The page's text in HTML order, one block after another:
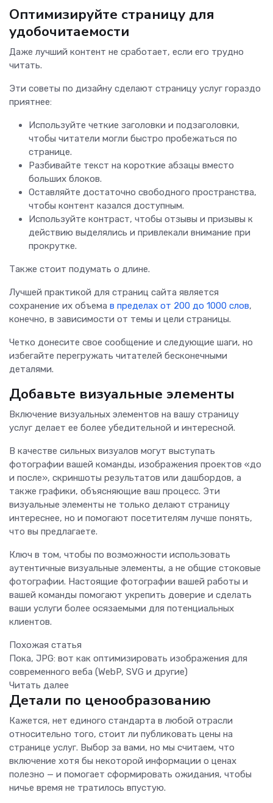
Оптимизируйте страницу для
удобочитаемости
Даже лучший контент не сработает, если его трудно
читать.
Эти советы по дизайну сделают страницу услуг гораздо
приятнее:
Используйте четкие заголовки и подзаголовки,
чтобы читатели могли быстро пробежаться по
странице.
Разбивайте текст на короткие абзацы вместо
больших блоков.
Оставляйте достаточно свободного пространства,
чтобы контент казался доступным.
Используйте контраст, чтобы отзывы и призывы к
действию выделялись и привлекали внимание при
прокрутке.
Также стоит подумать о длине.
Лучшей практикой для страниц сайта является
сохранение их объема в пределах от 200 до 1000 слов,
конечно, в зависимости от темы и цели страницы.
Четко донесите свое сообщение и следующие шаги, но
избегайте перегружать читателей бесконечными
деталями.
Добавьте визуальные элементы
Включение визуальных элементов на вашу страницу
услуг делает ее более убедительной и интересной.
В качестве сильных визуалов могут выступать
фотографии вашей команды, изображения проектов «до
и после», скриншоты результатов или дашбордов, а
также графики, объясняющие ваш процесс. Эти
визуальные элементы не только делают страницу
интереснее, но и помогают посетителям лучше понять,
что вы предлагаете.
Ключ в том, чтобы по возможности использовать
аутентичные визуальные элементы, а не общие стоковые
фотографии. Настоящие фотографии вашей работы и
вашей команды помогают укрепить доверие и сделать
ваши услуги более осязаемыми для потенциальных
клиентов.
Похожая статья
Пока, JPG: вот как оптимизировать изображения для
современного веба (WebP, SVG и другие)
Читать далее
Детали по ценообразованию
Кажется, нет единого стандарта в любой отрасли
относительно того, стоит ли публиковать цены на
странице услуг. Выбор за вами, но мы считаем, что
включение хотя бы некоторой информации о ценах
полезно — и помогает сформировать ожидания, чтобы
ничье время не тратилось впустую.